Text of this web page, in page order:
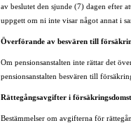
av beslutet den sjunde (7) dagen efter
uppgett om ni inte visar något annat i
Överförande av besvären till
Om pensionsanstalten inte rättar det
pensionsanstalten besvären till
Rättegångsavgifter i
Bestämmelser om avgifterna för